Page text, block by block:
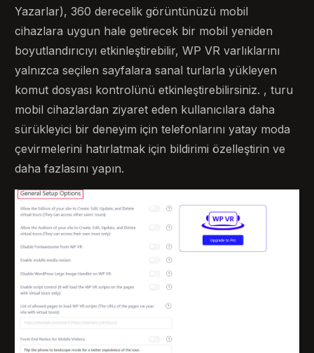
Yazarlar), 360 derecelik görüntünüzü mobil
cihazlara uygun hale getirecek bir mobil yeniden
boyutlandırıcıyı etkinleştirebilir, WP VR varlıklarını
yalnızca seçilen sayfalara sanal turlarla yükleyen
komut dosyası kontrolünü etkinleştirebilirsiniz. , turu
mobil cihazlardan ziyaret eden kullanıcılara daha
sürükleyici bir deneyim için telefonlarını yatay moda
çevirmelerini hatırlatmak için bildirimi özelleştirin ve
daha fazlasını yapın.